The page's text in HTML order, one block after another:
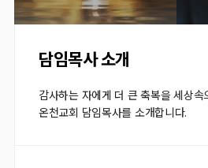
담임목사 소개
감사하는 자에게 더 큰 축복을 세상
온천교회 담임목사를 소개합니다.